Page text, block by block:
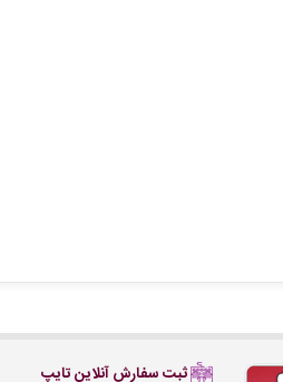
ثبت سفارش آنلاین تایپ